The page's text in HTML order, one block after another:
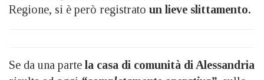
Regione, si è però registrato un lieve slittamento.
Se da una parte la casa di comunità di Alessandria